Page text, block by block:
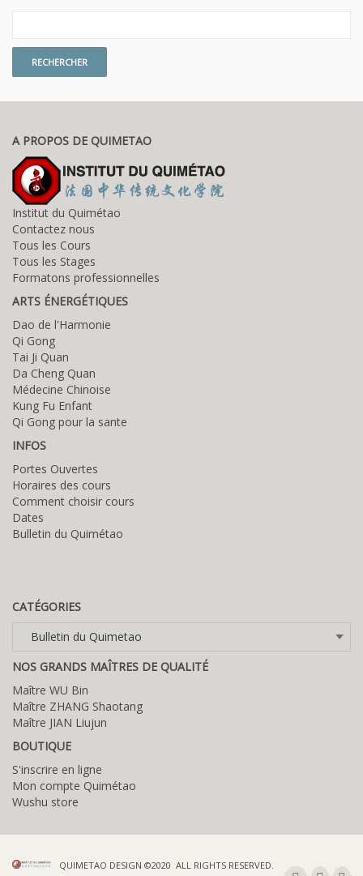
A PROPOS DE QUIMETAO
Institut du Quimétao
Contactez nous
Tous les Cours
Tous les Stages
Formatons professionnelles
ARTS ÉNERGÉTIQUES
Dao de l'Harmonie
Qi Gong
Tai Ji Quan
Da Cheng Quan
Médecine Chinoise
Kung Fu Enfant
Qi Gong pour la sante
INFOS
Portes Ouvertes
Horaires des cours
Comment choisir cours
Dates
Bulletin du Quimétao
CATÉGORIES
Catégories
NOS GRANDS MAÎTRES DE QUALITÉ
Maître WU Bin
Maître ZHANG Shaotang
Maître JIAN Liujun
BOUTIQUE
S'inscrire en ligne
Mon compte Quimétao
Wushu store
QUIMETAO DESIGN ©2020 ALL RIGHTS RESERVED.